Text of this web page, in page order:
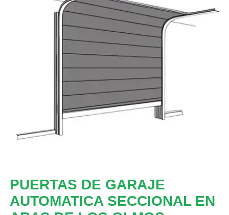
PUERTAS DE GARAJE
AUTOMATICA SECCIONAL EN